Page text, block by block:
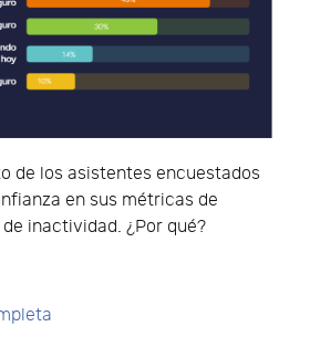
de los asistentes encuestados
en sus métricas de
inactividad. ¿Por qué?